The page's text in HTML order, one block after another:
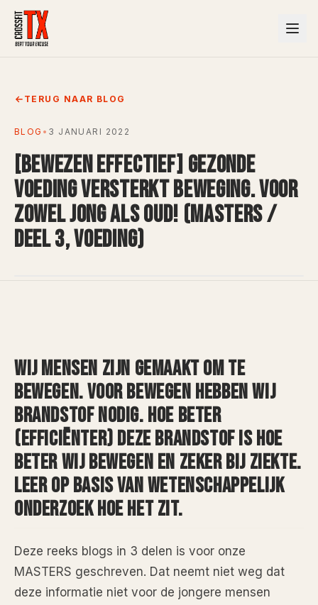
TERUG NAAR BLOG
BLOG • 3 JANUARI 2022
[BEWEZEN EFFECTIEF] GEZONDE
VOEDING VERSTERKT BEWEGING. VOOR
ZOWEL JONG ALS OUD! (MASTERS /
DEEL 3, VOEDING)
WIJ MENSEN ZIJN GEMAAKT OM TE
BEWEGEN. VOOR BEWEGEN HEBBEN WIJ
BRANDSTOF NODIG. HOE BETER
(EFFICIËNTER) DEZE BRANDSTOF IS HOE
BETER WIJ BEWEGEN EN ZEKER BIJ ZIEKTE.
LEER OP BASIS VAN WETENSCHAPPELIJK
ONDERZOEK HOE HET ZIT.
Deze reeks blogs in 3 delen is voor onze
MASTERS geschreven. Dat neemt niet weg dat
deze informatie niet voor de jongere mensen